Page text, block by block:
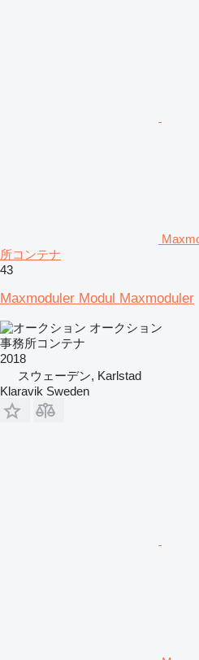
所コンテナ
43
Maxmoduler Modul Maxmoduler
オークション
事務所コンテナ
2018
スウェーデン, Karlstad
Klaravik Sweden